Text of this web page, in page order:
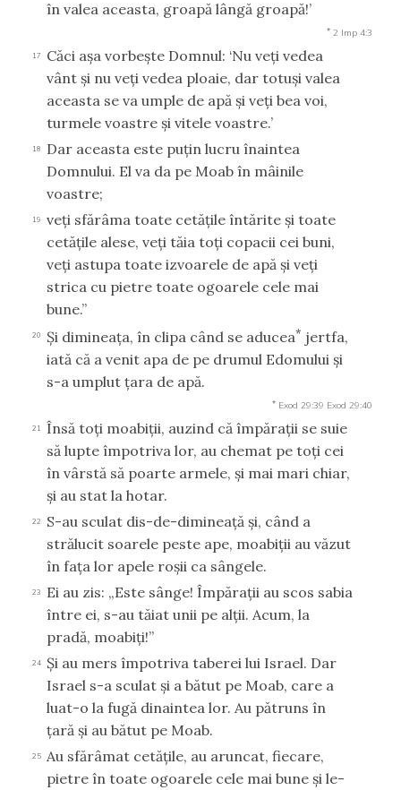
în valea aceasta, groapă lângă groapă!’
* 2 Imp 4:3
17
Căci aşa vorbeşte Domnul: ‘Nu veţi vedea
vânt şi nu veţi vedea ploaie, dar totuşi valea
aceasta se va umple de apă şi veţi bea voi,
turmele voastre şi vitele voastre.’
18
Dar aceasta este puţin lucru înaintea
Domnului. El va da pe Moab în mâinile
voastre;
19
veţi sfărâma toate cetăţile întărite şi toate
cetăţile alese, veţi tăia toţi copacii cei buni,
veţi astupa toate izvoarele de apă şi veţi
strica cu pietre toate ogoarele cele mai
bune.”
20 Şi dimineaţa, în clipa când se aducea* jertfa,
iată că a venit apa de pe drumul Edomului şi
s-a umplut ţara de apă.
* Exod 29:39 Exod 29:40
21
Însă toţi moabiţii, auzind că împăraţii se suie
să lupte împotriva lor, au chemat pe toţi cei
în vârstă să poarte armele, şi mai mari chiar,
şi au stat la hotar.
22
S-au sculat dis-de-dimineaţă şi, când a
strălucit soarele peste ape, moabiţii au văzut
în faţa lor apele roşii ca sângele.
23
Ei au zis: „Este sânge! Împăraţii au scos sabia
între ei, s-au tăiat unii pe alţii. Acum, la
pradă, moabiţi!”
24
Şi au mers împotriva taberei lui Israel. Dar
Israel s-a sculat şi a bătut pe Moab, care a
luat-o la fugă dinaintea lor. Au pătruns în
ţară şi au bătut pe Moab.
25
Au sfărâmat cetăţile, au aruncat, fiecare,
pietre în toate ogoarele cele mai bune şi le-